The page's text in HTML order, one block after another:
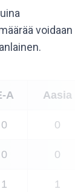
voidaan
A Aasia
0 0
0 0
1 1